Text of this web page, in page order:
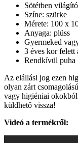
Sötétben
Színe: szürke
Mérete: 100 x
Anyaga: plüss
Gyermeked
3 éves kor felett
Rendkívül puha
Az elállási jog ezen
olyan zárt
vagy higiéniai okokból
küldhető vissza!
Videó a termékről: